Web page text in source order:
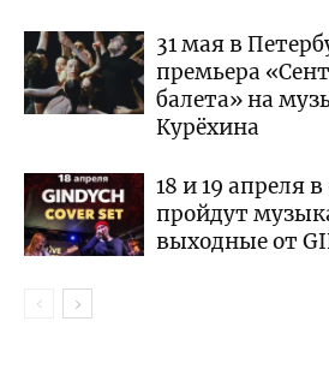
31 мая в
премьера
балета» на
Курёхина
18 и 19 апреля
пройдут
выходные от